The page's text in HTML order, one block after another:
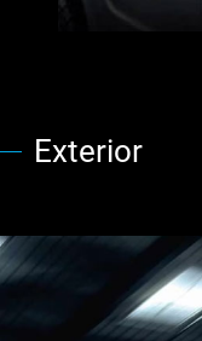
Exterior